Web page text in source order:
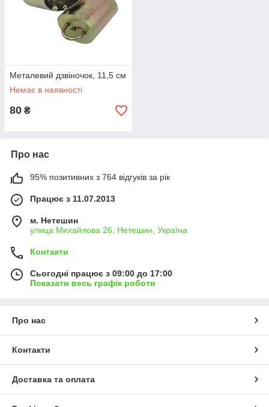
Металевий дзвіночок, 11,5 см
Немає в наявності
80 ₴
Про нас
95% позитивних з 764 відгуків за рік
Працює з 11.07.2013
м. Нетешин
улица Михайлова 26, Нетешин, Україна
Контакти
Сьогодні працює з 09:00 до 17:00
Показати весь графік роботи
Про нас
Контакти
Доставка та оплата